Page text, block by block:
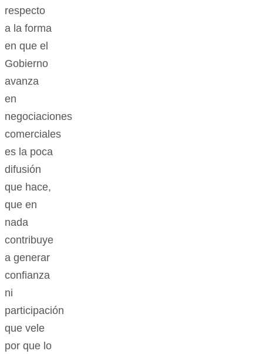
respecto
a la forma
en que el
Gobierno
avanza
en
negociaciones
comerciales
es la poca
difusión
que hace,
que en
nada
contribuye
a generar
confianza
ni
participación
que vele
por que lo